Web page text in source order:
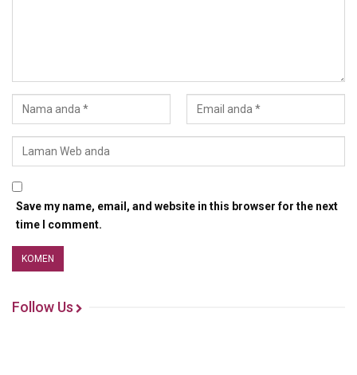
Save my name, email, and website in this browser for the next
time I comment.
Follow Us